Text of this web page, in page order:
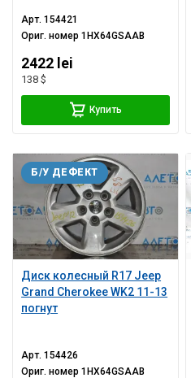
Арт.154421
Ориг. номер1HX64GSAAB
2422 lei
138 $
Купить
Диск колесный R17 Jeep
Grand Cherokee WK2 11-13
погнут
Б/У ДЕФЕКТ
Арт.154426
Ориг. номер1HX64GSAAB